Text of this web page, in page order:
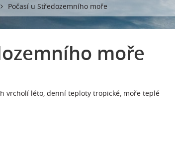
Počasí u Středozemního moře
moře
vrcholí léto, denní teploty tropické, moře teplé